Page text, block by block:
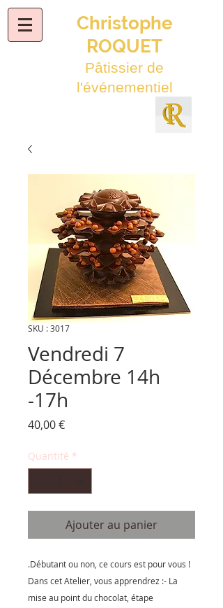
Christophe
ROQUET
Pâtissier de
l'événementiel
SKU : 3017
Vendredi 7
Décembre 14h
-17h
40,00 €Prix
Quantité *
Ajouter au panier
.Débutant ou non, ce cours est pour vous !​
Dans cet Atelier, vous apprendrez :​- La
mise au point du chocolat, étape